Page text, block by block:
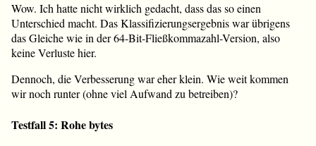
Wow. Ich hatte nicht wirklich gedacht, dass das so einen
Unterschied macht. Das Klassifizierungsergebnis war übrigens
das Gleiche wie in der 64-Bit-Fließkommazahl-Version, also
keine Verluste hier.
Dennoch, die Verbesserung war eher klein. Wie weit kommen
wir noch runter (ohne viel Aufwand zu betreiben)?
Testfall 5: Rohe bytes